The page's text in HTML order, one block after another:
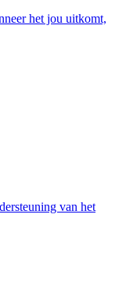
het jou uitkomt,
van het